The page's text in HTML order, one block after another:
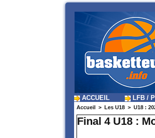
ACCUEIL LFB /
Accueil > Les U18 > U18 :
Final 4 U18 :